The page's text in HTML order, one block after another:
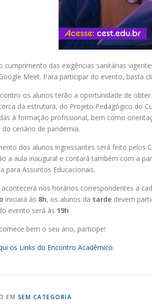
cumprimento das exigências sanitárias
Meet. Para participar do evento, basta
os alunos terão a oportunidade de
da estrutura, do Projeto Pedagógico do
à formação profissional, bem como
do cenário de pandemia.
dos alunos ingressantes será feito pelos
a aula inaugural e contará também com a
para Assuntos Educacionais.
nos horários correspondentes a
iniciará às 8h, os alunos da tarde devem
evento será às 19h.
bem o seu ano, participe!
os Links do Encontro Acadêmico.
EM SEM CATEGORIA